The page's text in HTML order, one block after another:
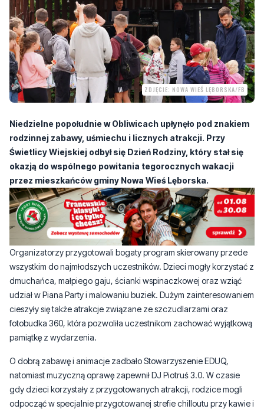
ZDJĘCIE: NOWA WIEŚ LĘBORSKA/FB
Niedzielne popołudnie w Obliwicach upłynęło pod znakiem
rodzinnej zabawy, uśmiechu i licznych atrakcji. Przy
Świetlicy Wiejskiej odbył się Dzień Rodziny, który stał się
okazją do wspólnego powitania tegorocznych wakacji
przez mieszkańców gminy Nowa Wieś Lęborska.
Organizatorzy przygotowali bogaty program skierowany przede
wszystkim do najmłodszych uczestników. Dzieci mogły korzystać z
dmuchańca, małpiego gaju, ścianki wspinaczkowej oraz wziąć
udział w Piana Party i malowaniu buziek. Dużym zainteresowaniem
cieszyły się także atrakcje związane ze szczudlarzami oraz
fotobudka 360, która pozwoliła uczestnikom zachować wyjątkową
pamiątkę z wydarzenia.
O dobrą zabawę i animacje zadbało Stowarzyszenie EDUQ,
natomiast muzyczną oprawę zapewnił DJ Piotruś 3.0. W czasie
gdy dzieci korzystały z przygotowanych atrakcji, rodzice mogli
odpocząć w specjalnie przygotowanej strefie chilloutu przy kawie i